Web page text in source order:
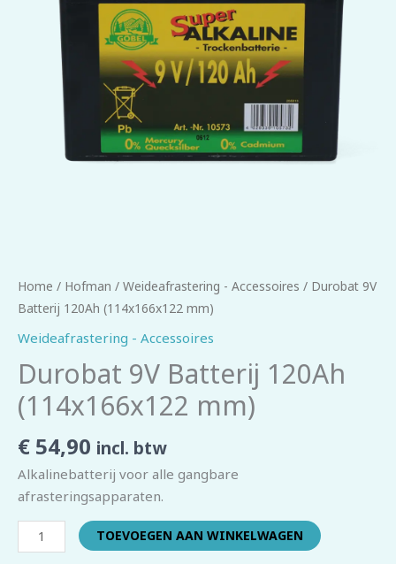
Home / Hofman / Weideafrastering - Accessoires / Durobat 9V
Batterij 120Ah (114x166x122 mm)
Weideafrastering - Accessoires
Durobat 9V Batterij 120Ah
(114x166x122 mm)
€ 54,90 incl. btw
Alkalinebatterij voor alle gangbare
afrasteringsapparaten.
TOEVOEGEN AAN WINKELWAGEN